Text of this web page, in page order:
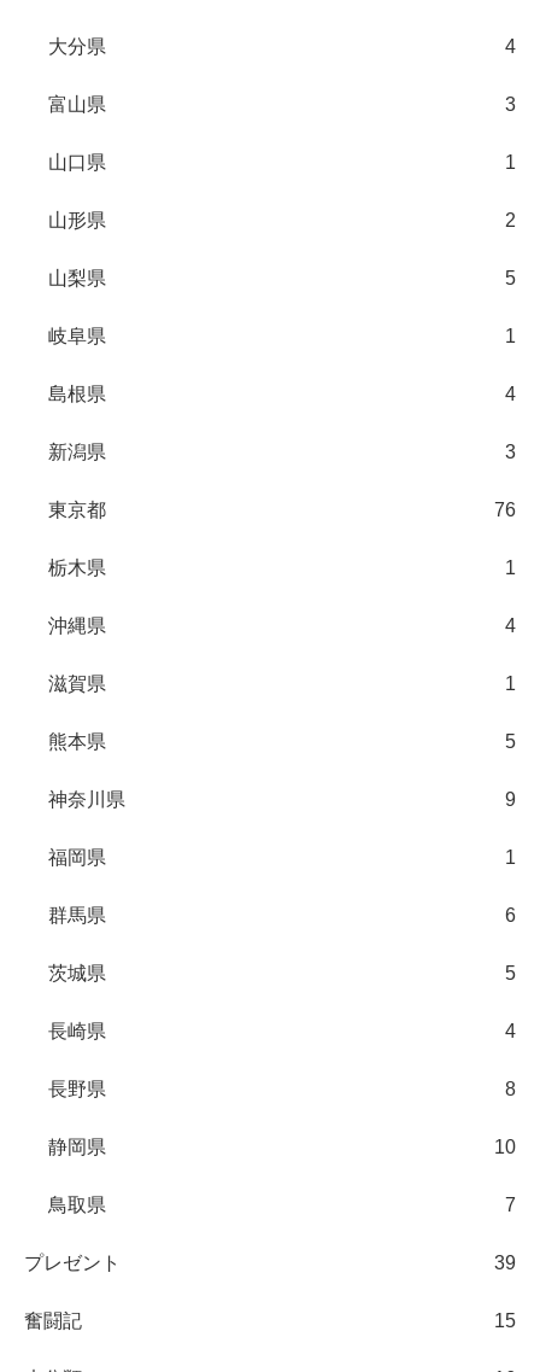
大分県 4
富山県 3
山口県 1
山形県 2
山梨県 5
岐阜県 1
島根県 4
新潟県 3
東京都 76
栃木県 1
沖縄県 4
滋賀県 1
熊本県 5
神奈川県 9
福岡県 1
群馬県 6
茨城県 5
長崎県 4
長野県 8
静岡県 10
鳥取県 7
プレゼント 39
奮闘記 15